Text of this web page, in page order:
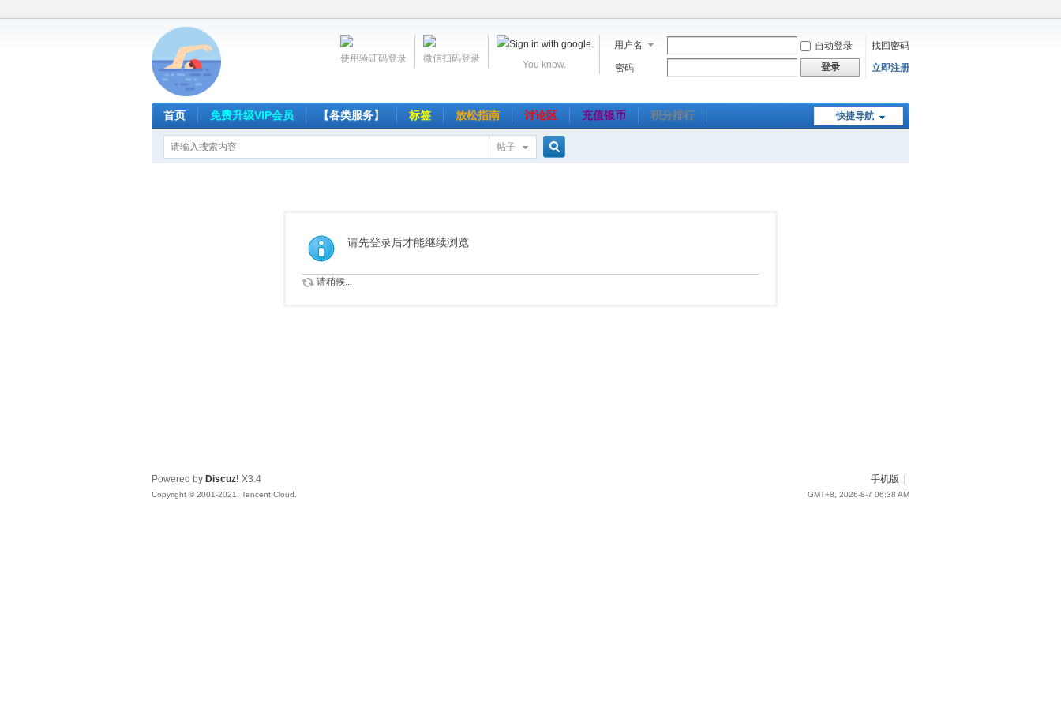
用户名 自动登录
找回密码
密码
登录 立即注册
You know.
微信扫码登录
使用验证码登录
快捷导航
首页 免费升级VIP会员 【各类服务】 标签 放松指南 讨论区 充值银币 积分排行
帖子
请先登录后才能继续浏览
请稍候...
手机版
GMT+8, 2026-8-7 06:38 AM
Powered by Discuz! X3.4
Copyright © 2001-2021, Tencent Cloud.